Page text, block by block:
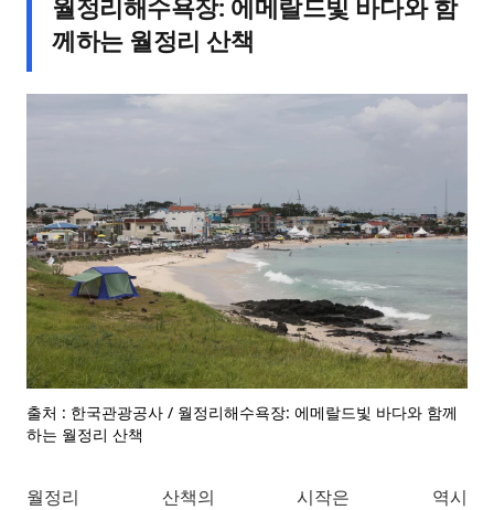
께하는 월정리 산책
출처 : 한국관광공사 / 월정리해수욕장: 에메랄드빛 바다와 함께
하는 월정리 산책
월정리 산책의 시작은 역시